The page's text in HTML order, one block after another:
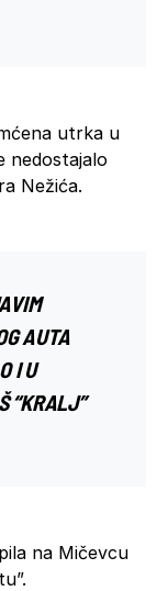
utrka u
nedostajalo
Nežića.
AUTA
I U
“KRALJ”
na Mičevcu